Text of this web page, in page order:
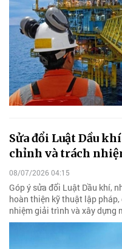
Sửa đổi Luật Dầu
chỉnh và trách
08/07/2026 04:15
Góp ý sửa đổi Luật Dầu khí,
hoàn thiện kỹ thuật lập
nhiệm giải trình và xây dựng